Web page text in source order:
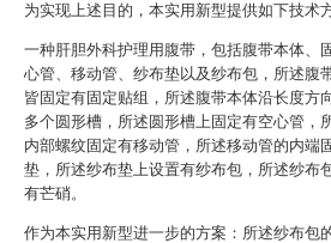
为实现上述目的，本实用新型提供如下技术
一种肝胆外科护理用腹带，包括腹带本体、
心管、移动管、纱布垫以及纱布包，所述腹
皆固定有固定贴组，所述腹带本体沿长度方
多个圆形槽，所述圆形槽上固定有空心管，
内部螺纹固定有移动管，所述移动管的内端
垫，所述纱布垫上设置有纱布包，所述纱布
有芒硝。
作为本实用新型进一步的方案：所述纱布包